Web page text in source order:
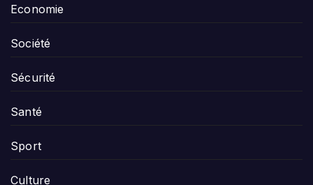
Economie
Société
Sécurité
Santé
Sport
Culture